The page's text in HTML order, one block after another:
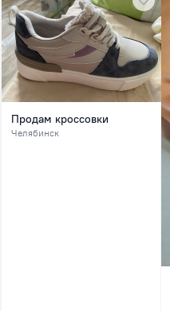
Продам кроссовки
Челябинск